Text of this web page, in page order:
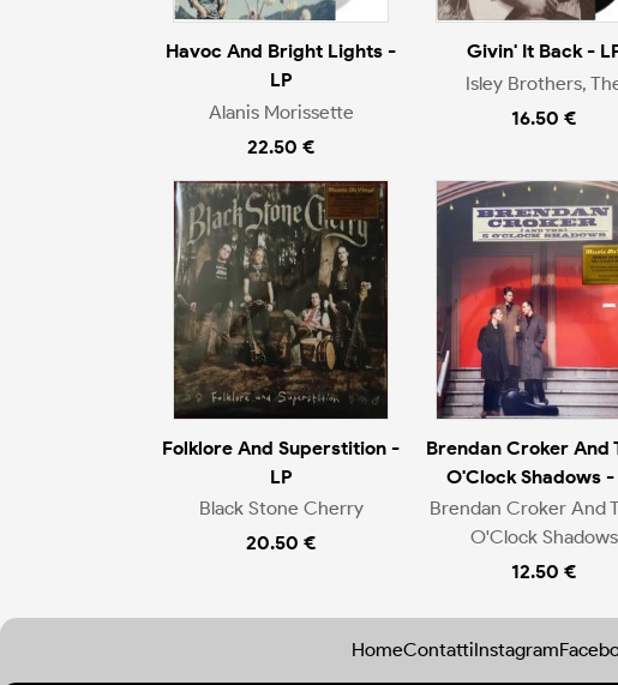
Havoc And Bright Lights -
LP
Alanis Morissette
22.50 €
Givin' It Back -
Isley Brothers,
16.50 €
Folklore And Superstition -
LP
Black Stone Cherry
20.50 €
Brendan Croker And
O'Clock Shadows -
Brendan Croker And
O'Clock Shadows
12.50 €
HomeContattiInstagram